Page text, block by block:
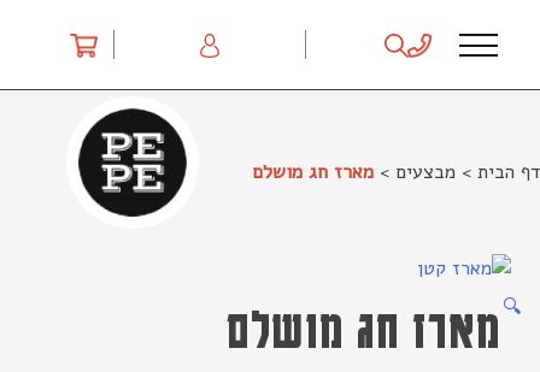
דף הבית > מבצעים > מארז חג מושלם
🔍 מארז חג מושלם